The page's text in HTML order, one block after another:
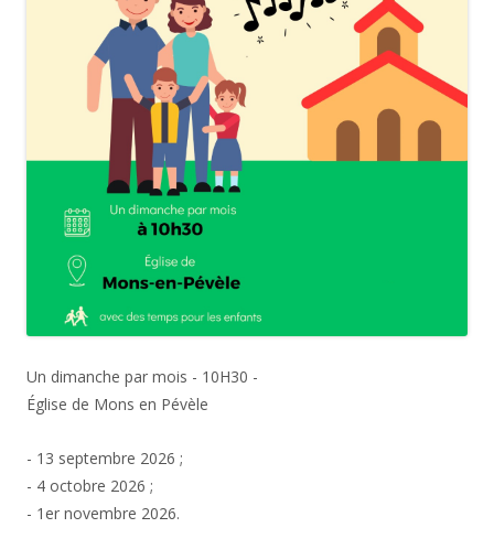
Un dimanche par mois - 10H30 -
Église de Mons en Pévèle
- 13 septembre 2026 ;
- 4 octobre 2026 ;
- 1er novembre 2026.